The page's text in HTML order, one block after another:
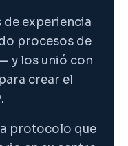
de experiencia
procesos de
y los unió con
crear el
protocolo que